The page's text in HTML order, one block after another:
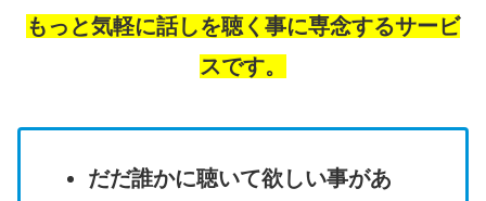
もっと気軽に話しを聴く事に専念するサービ
スです。
だだ誰かに聴いて欲しい事があ